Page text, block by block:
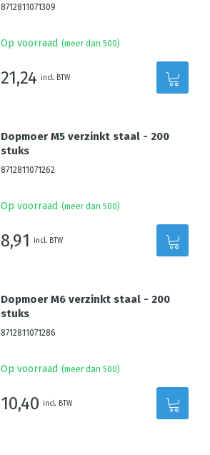
8712811071309
Op voorraad (meer dan 500)
21,24 incl. BTW
Dopmoer M5 verzinkt staal - 200
stuks
8712811071262
Op voorraad (meer dan 500)
8,91 incl. BTW
Dopmoer M6 verzinkt staal - 200
stuks
8712811071286
Op voorraad (meer dan 500)
10,40 incl. BTW